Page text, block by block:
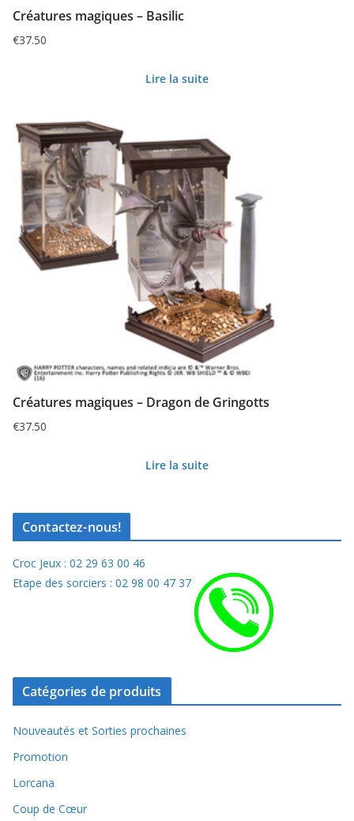
Créatures magiques – Basilic
€37.50
Lire la suite
Créatures magiques – Dragon de Gringotts
€37.50
Lire la suite
Contactez-nous!
Croc Jeux : 02 29 63 00 46
Etape des sorciers : 02 98 00 47 37
Catégories de produits
Nouveautés et Sorties prochaines
Promotion
Lorcana
Coup de Cœur